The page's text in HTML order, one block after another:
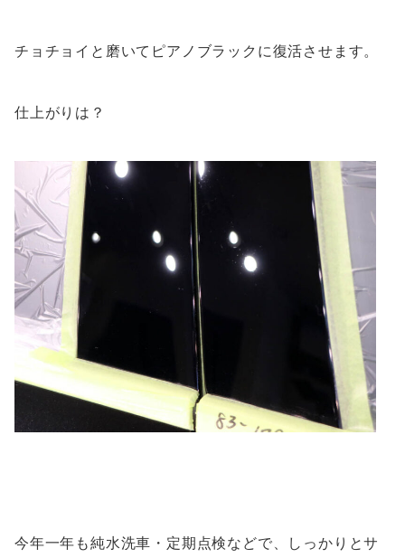
チョチョイと磨いてピアノブラックに復活させます。
仕上がりは？
今年一年も純水洗車・定期点検などで、しっかりとサ